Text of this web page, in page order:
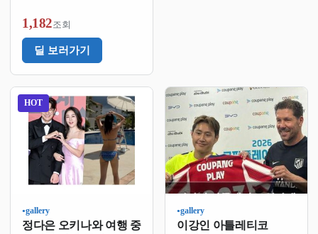
고급 주상복합아파트를
샀다는 소식이 나왔음법원
등기부등본에 따르면
아파트를 사들였다고
함그런데 그때 이미
생활고를 털어놓았던
상황이라서 팬들 반응이
뜨거웠음돈 많으면 왜
생활고를 …
1,182조회
딜 보러가기
HOT
●gallery
정다은 오키나와 여행 중
●gallery
이강인 아틀레티코